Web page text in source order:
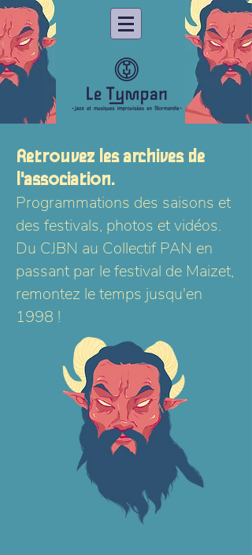
Retrouvez les archives de
l'association.
Programmations des saisons et
des festivals, photos et vidéos.
Du CJBN au Collectif PAN en
passant par le festival de Maizet,
remontez le temps jusqu'en
1998 !